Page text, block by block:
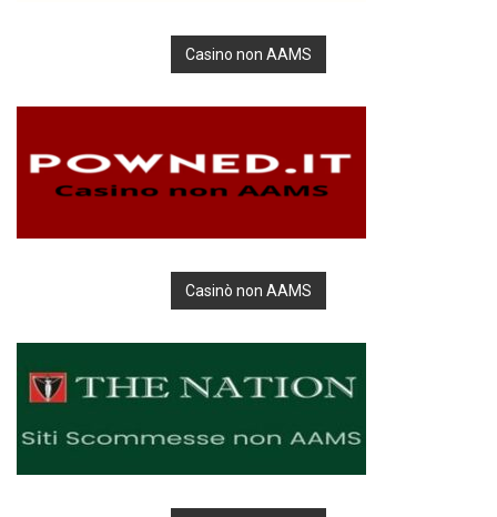
Casino non AAMS
Casinò non AAMS